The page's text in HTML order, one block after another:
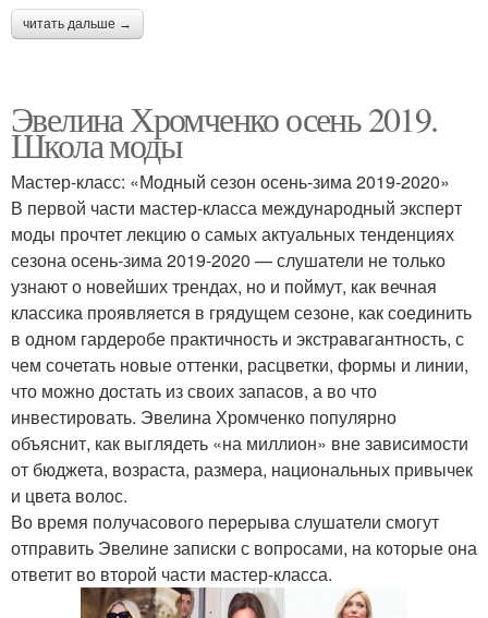
читать дальше →
Эвелина Хромченко осень 2019.
Школа моды
Мастер-класс: «Модный сезон осень-зима 2019-2020»
В первой части мастер-класса международный эксперт
моды прочтет лекцию о самых актуальных тенденциях
сезона осень-зима 2019-2020 — слушатели не только
узнают о новейших трендах, но и поймут, как вечная
классика проявляется в грядущем сезоне, как соединить
в одном гардеробе практичность и экстравагантность, с
чем сочетать новые оттенки, расцветки, формы и линии,
что можно достать из своих запасов, а во что
инвестировать. Эвелина Хромченко популярно
объяснит, как выглядеть «на миллион» вне зависимости
от бюджета, возраста, размера, национальных привычек
и цвета волос.
Во время получасового перерыва слушатели смогут
отправить Эвелине записки с вопросами, на которые она
ответит во второй части мастер-класса.